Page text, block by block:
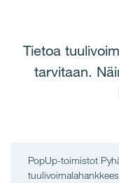
Tietoa
tarvitaan.
​PopUp-toimistot